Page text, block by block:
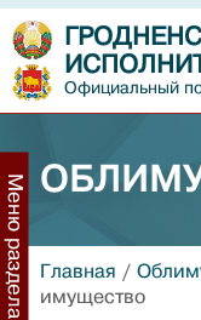
Официальный
Меню раздела Главная /
имущество